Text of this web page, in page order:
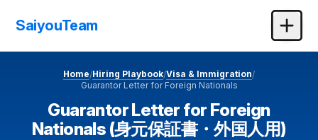
SaiyouTeam
Home/Hiring Playbook/Visa & Immigration/
Guarantor Letter for Foreign Nationals
Guarantor Letter for Foreign
Nationals (身元保証書・外国人用)